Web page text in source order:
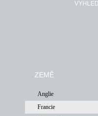
ZEMĚ
Anglie
Francie